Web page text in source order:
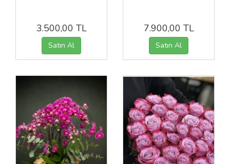
3.500,00 TL 7.900,00 TL